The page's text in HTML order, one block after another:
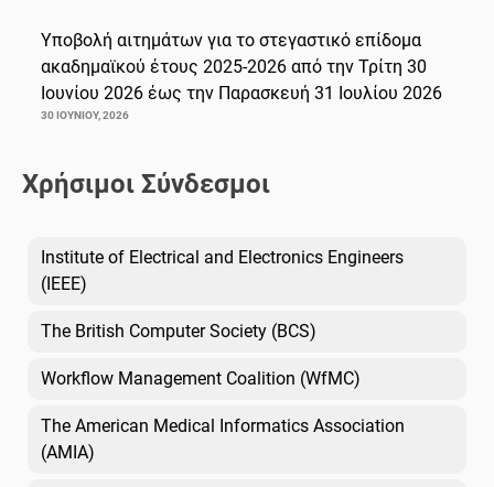
Υποβολή αιτημάτων για το στεγαστικό επίδομα
ακαδημαϊκού έτους 2025-2026 από την Τρίτη 30
Ιουνίου 2026 έως την Παρασκευή 31 Ιουλίου 2026
30 ΙΟΥΝΊΟΥ, 2026
Χρήσιμοι Σύνδεσμοι
Institute of Electrical and Electronics Engineers
(IEEE)
The British Computer Society (BCS)
Workflow Management Coalition (WfMC)
The American Medical Informatics Association
(AMIA)